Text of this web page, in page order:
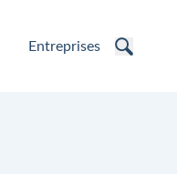
Entreprises